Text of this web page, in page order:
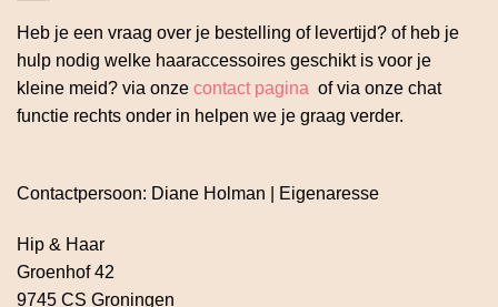
Heb je een vraag over je bestelling of levertijd? of heb je
hulp nodig welke haaraccessoires geschikt is voor je
kleine meid? via onze contact pagina of via onze chat
functie rechts onder in helpen we je graag verder.
Contactpersoon: Diane Holman | Eigenaresse
Hip & Haar
Groenhof 42
9745 CS Groningen